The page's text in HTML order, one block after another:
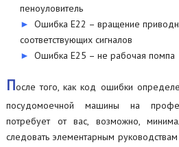
пеноуловитель
Ошибка Е22 – вращение
соответствующих сигналов
Ошибка Е25 – не рабочая помпа
П осле того, как код ошибки
посудомоечной машины на
потребует от вас, возможно,
следовать элементарным руководствам